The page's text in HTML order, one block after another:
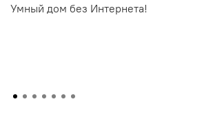
Умный дом без Интернета!